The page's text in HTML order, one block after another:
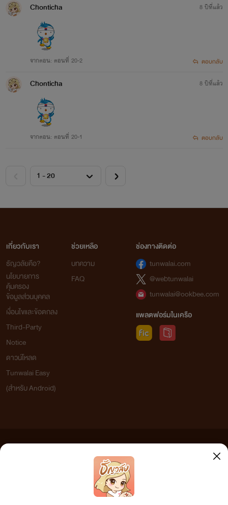
Chonticha
จากตอน: ตอนที่ 20-2
8 ปีที่แล้ว
ตอบกลับ
Chonticha
จากตอน: ตอนที่ 20-1
8 ปีที่แล้ว
ตอบกลับ
เกี่ยวกับเรา
ธัญวลัยคือ?
นโยบายการ
คุ้มครอง
ข้อมูลส่วนบุคคล
เงื่อนไขและข้อตกลง
Third-Party
Notice
ดาวน์โหลด
Tunwalai Easy
(สำหรับ Android)
ช่วยเหลือ
บทความ
FAQ
ช่องทางติดต่อ
tunwalai.com
@webtunwalai
tunwalai@ookbee.com
แพลตฟอร์มในเครือ
เว็บไซต์แห่งนี้ไม่ได้เห็นด้วยและไม่ขอรับผิดชอบต่อข้อความใดๆ ทั้งสิ้น ดังนั้นผู้อ่านทุกท่านโปรดใช้
วิจารณญาณในการกลั่นกรองด้วยตนเอง และหากท่านพบข้อความใดๆ ที่ขัดต่อกฎหมายและศีลธรรม
กรุณาแจ้งมาที่ tunwalai@ookbee.com เพื่อทีมงานจะได้ดำเนินการในทันที ทั้งนี้ ทางเว็บไซต์ขอสงวน
ลิขสิทธิ์ตามพระราชบัญญัติลิขสิทธิ์ (ฉบับเพิ่มเติม) พ.ศ.2558